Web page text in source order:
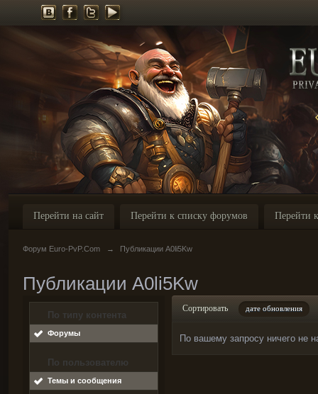
Перейти на сайт Перейти к списку форумов Перейти
Форум Euro-PvP.Com → Публикации A0li5Kw
Публикации A0li5Kw
По типу контента
Форумы
По пользователю
Темы и сообщения
Сортировать дате обновления
По вашему запросу ничего не